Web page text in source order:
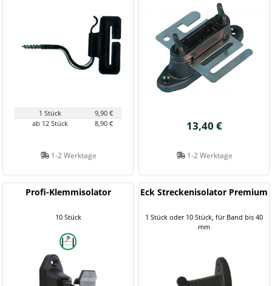
1 Stück
9,90 €
ab 12 Stück
8,90 €
1-2 Werktage
13,40 €
1-2 Werktage
Profi-Klemmisolator
10 Stück
Eck Streckenisolator Premium
1 Stück oder 10 Stück, für Band bis 40
mm